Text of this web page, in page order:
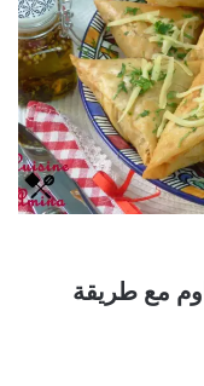
مع طريقة